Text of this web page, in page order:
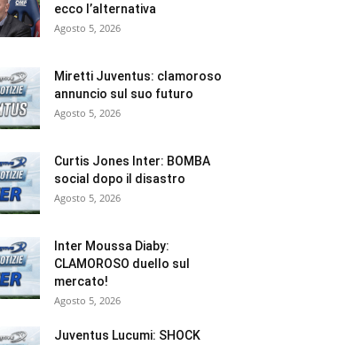
ecco l’alternativa
Agosto 5, 2026
Miretti Juventus: clamoroso
annuncio sul suo futuro
Agosto 5, 2026
Curtis Jones Inter: BOMBA
social dopo il disastro
Agosto 5, 2026
Inter Moussa Diaby:
CLAMOROSO duello sul
mercato!
Agosto 5, 2026
Juventus Lucumi: SHOCK